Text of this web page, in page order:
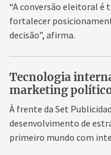
“A conversão eleitoral é
fortalecer
decisão”, afirma.
Tecnologia
marketing
À frente da Set
desenvolvimento de
primeiro mundo com